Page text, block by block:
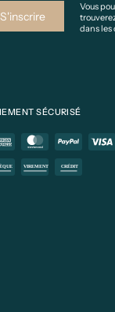
Vous
dans
SÉCURISÉ